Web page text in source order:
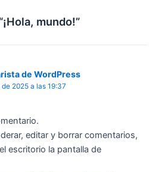
mundo!”
de WordPress
2025 a las 19:37
editar y borrar comentarios,
escritorio la pantalla de